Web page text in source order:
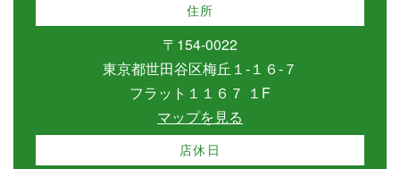
住所
〒154-0022
東京都世田谷区梅丘１-１６-７
フラット１１６７ １F
マップを見る
店休日